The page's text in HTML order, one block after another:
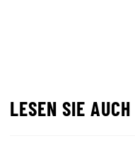
LESEN SIE AUCH